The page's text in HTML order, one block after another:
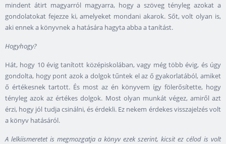
mindent átirt magyarról magyarra, hogy a szöveg tényleg azokat a
gondolatokat fejezze ki, amelyeket mondani akarok. Sőt, volt olyan is,
aki ennek a könyvnek a hatására hagyta abba a tanítást.
Hogyhogy?
Hát, hogy 10évig tanított középiskolában, vagy még több évig, és úgy
gondolta, hogy pont azok a dolgok tűntek el az ő gyakorlatából, amiket
ő értékesnek tartott. És most az én könyvem így fölerősítette, hogy
tényleg azok az értékes dolgok. Most olyan munkát végez, amiről azt
érzi, hogy jól tudja csinálni, és érdekli. Ez nekem érdekes visszajelzés volt
a könyv hatásáról.
A lelkiismeretet is megmozgatja a könyv ezek szerint, kicsit ez célod is volt